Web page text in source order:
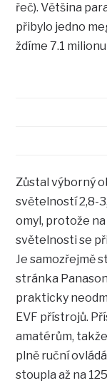
řeč). Většina
přibylo jedno
ždíme 7.1
Zůstal výborný
světelností 2,8-
omyl, protože
světelnosti se
Je samozřejmě
stránka
prakticky
EVF přístrojů.
amatérům,
plně ruční
stoupla až na